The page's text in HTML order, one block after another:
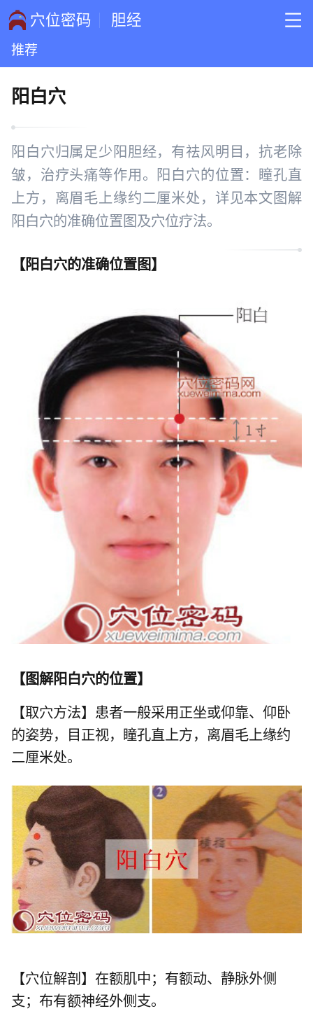
穴位密码 胆经
推荐
阳白穴
阳白穴归属足少阳胆经，有祛风明目，抗老除
皱，治疗头痛等作用。阳白穴的位置：瞳孔直
上方，离眉毛上缘约二厘米处，详见本文图解
阳白穴的准确位置图及穴位疗法。
【阳白穴的准确位置图】
【图解阳白穴的位置】
【取穴方法】患者一般采用正坐或仰靠、仰卧
的姿势，目正视，瞳孔直上方，离眉毛上缘约
二厘米处。
【穴位解剖】在额肌中；有额动、静脉外侧
支；布有额神经外侧支。